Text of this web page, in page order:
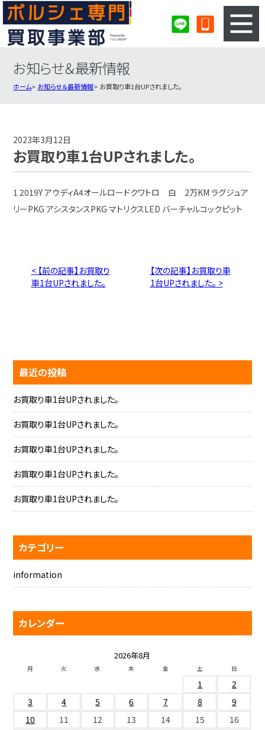
3ステップのカンタン査定
ポルシェ買取実績
お知らせ＆最新情報
ホーム お知らせ＆最新情報 お買取り車1台UPされました。
2023年3月12日
お買取り車1台UPされました。
1 2019Y アウディA4オールロードクワトロ 白 2万KM ラグジュア
リーPKG アシスタンスPKG マトリクスLED バーチャルコックピット
< 【前の記事】お買取り
車1台UPされました。
【次の記事】お買取り車
1台UPされました。 >
最近の投稿
お買取り車1台UPされました。
お買取り車1台UPされました。
お買取り車1台UPされました。
お買取り車1台UPされました。
お買取り車1台UPされました。
カテゴリー
information
カレンダー
2026年8月
月 火 水 木 金 土 日
1
2
3
4 5 6 7 8
9
10
11 12 13 14 15
16